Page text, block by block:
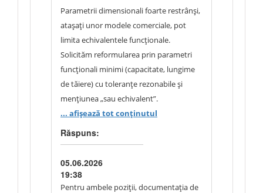
întreținere, motiv pentru care aceasta a
fost inclusă în specificație cu o toleranță
admisă de ±10%. Totodată,
documentația prevede în mod expres
mențiunea „sau echivalent”, ceea ce
permite ofertarea oricărei schele
multifuncționale care prezintă
caracteristici tehnice egale sau
același nivel de funcționalitate, siguranță
capacitatea maximă de încărcare de cel
puțin 459 kg reprezintă o cerință minimă
Parametrii dimensionali foarte restrânși,
atașați unor modele comerciale, pot
limita echivalentele funcționale.
Solicităm reformularea prin parametri
funcționali minimi (capacitate, lungime
de tăiere) cu toleranțe rezonabile și
mențiunea „sau echivalent”.
... afișează tot conținutul
Răspuns:
05.06.2026
19:38
Pentru ambele poziții, documentația de